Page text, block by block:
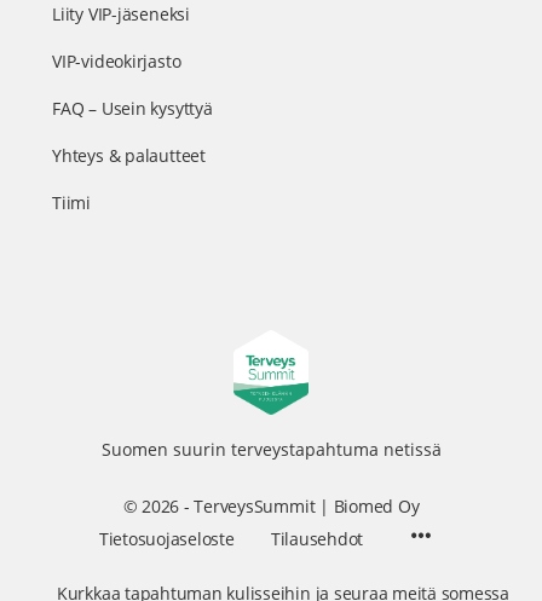
Liity VIP-jäseneksi
VIP-videokirjasto
FAQ – Usein kysyttyä
Yhteys & palautteet
Tiimi
Suomen suurin terveystapahtuma netissä
© 2026 - TerveysSummit | Biomed Oy
Tietosuojaseloste
Tilausehdot
Kurkkaa tapahtuman kulisseihin ja seuraa meitä somessa